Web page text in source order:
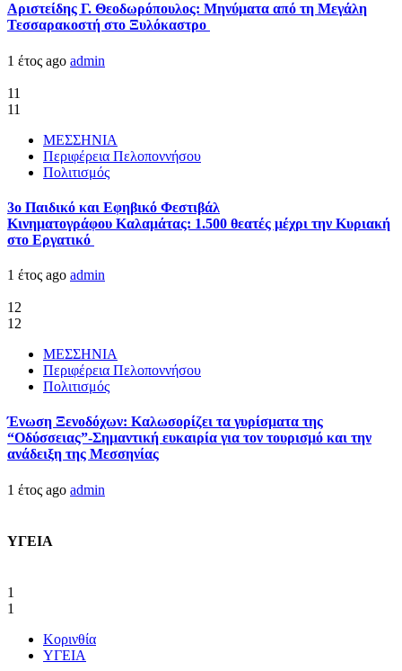
Αριστείδης Γ. Θεοδωρόπουλος: Μηνύματα από τη Μεγάλη
Τεσσαρακοστή στο Ξυλόκαστρο
1 έτος ago admin
11
11
ΜΕΣΣΗΝΙΑ
Περιφέρεια Πελοποννήσου
Πολιτισμός
3ο Παιδικό και Εφηβικό Φεστιβάλ
Κινηματογράφου Καλαμάτας: 1.500 θεατές μέχρι την Κυριακή
στο Εργατικό
1 έτος ago admin
12
12
ΜΕΣΣΗΝΙΑ
Περιφέρεια Πελοποννήσου
Πολιτισμός
Ένωση Ξενοδόχων: Καλωσορίζει τα γυρίσματα της
“Οδύσσειας”-Σημαντική ευκαιρία για τον τουρισμό και την
ανάδειξη της Μεσσηνίας
1 έτος ago admin
ΥΓΕΙΑ
1
1
Κορινθία
ΥΓΕΙΑ